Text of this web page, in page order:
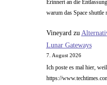
Erinnert an die
warum das Space
Vineyard zu
Lunar Gateways
7. August 2026
Ich poste es mal hier,
https://